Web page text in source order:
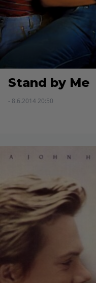
Stand by Me
- 8.6.2014 20:50